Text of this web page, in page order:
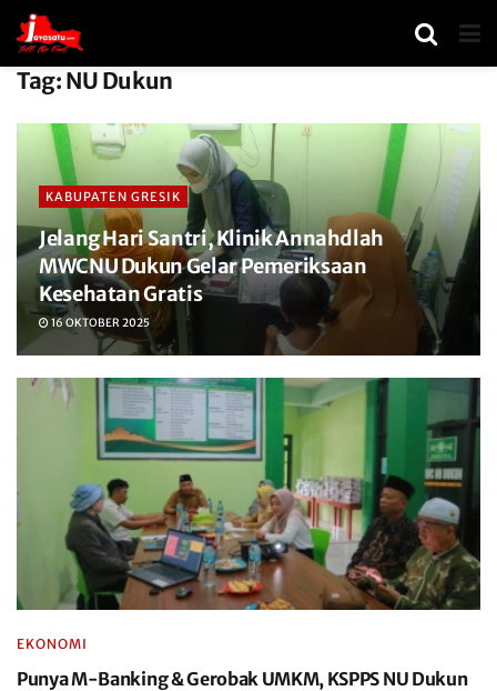
Tag: NU Dukun
KABUPATEN GRESIK
Jelang Hari Santri, Klinik Annahdlah
MWCNU Dukun Gelar Pemeriksaan
Kesehatan Gratis
16 OKTOBER 2025
EKONOMI
Punya M-Banking & Gerobak UMKM, KSPPS NU Dukun